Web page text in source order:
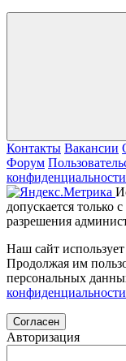
Контакты Вакансии
Форум
конфиденциальности
допускается только с
разрешения
Наш сайт
Продолжая им
персональных
конфиденциальности
Согласен
Авторизация